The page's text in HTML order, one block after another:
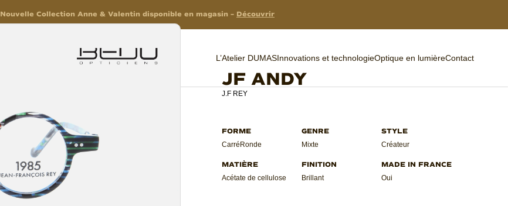
Nouvelle Collection Anne & Valentin disponible en magasin – Découvrir
L’Atelier DUMASInnovations et technologieOptique en lumièreContact
JF ANDY
J.F REY
Carré Ronde Mixte Créateur
Acétate de cellulose Brillant Oui